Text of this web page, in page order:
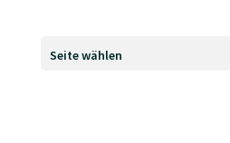
Seite wählen